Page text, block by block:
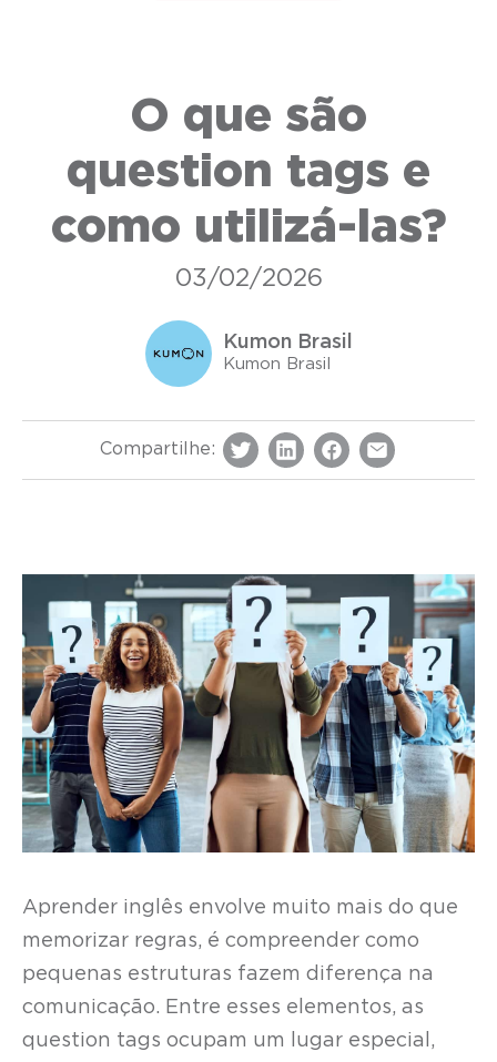
O que são
question tags e
como utilizá-las?
03/02/2026
Kumon Brasil
Kumon Brasil
Compartilhe:
Aprender inglês envolve muito mais do que
memorizar regras, é compreender como
pequenas estruturas fazem diferença na
comunicação. Entre esses elementos, as
question tags ocupam um lugar especial,